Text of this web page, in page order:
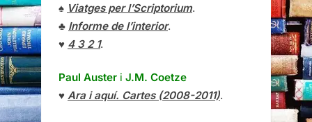
♠ Viatges per l’Scriptorium.
♣ Informe de l’interior.
♥ 4 3 2 1.
Paul Auster i J.M. Coetze
♥ Ara i aquí. Cartes (2008-2011).